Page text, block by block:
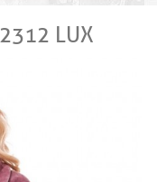
LUX